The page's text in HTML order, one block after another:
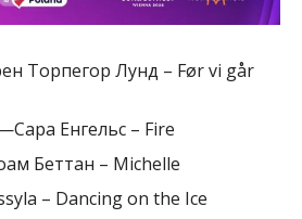
Торпегор Лунд – Før vi går
Енгельс – Fire
Беттан – Michelle
– Dancing on the Ice